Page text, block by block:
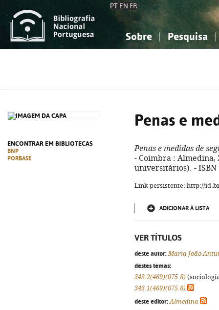
PT EN FR
Sobre Pesquisa
ENCONTRAR EM BIBLIOTECAS
BNP
PORBASE
Penas e
Penas e medidas de
- Coimbra : Almedina,
universitários). - ISBN
Link persistente: http://
ADICIONAR À LISTA
VER TÍTULOS
deste autor: Maria João
destes temas:
343.2(469)(075.8)
343.1(469)(075.8)
deste editor: Almedina